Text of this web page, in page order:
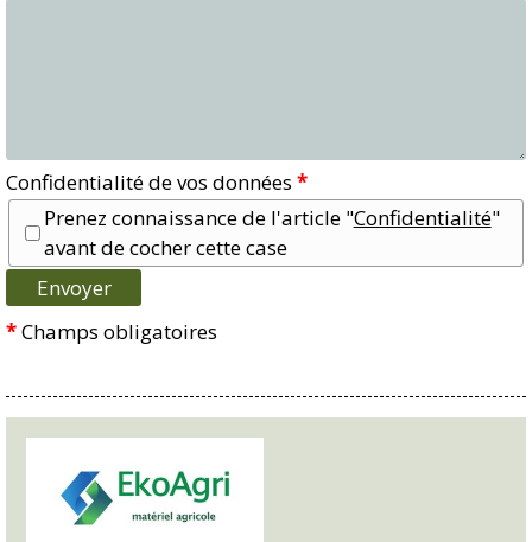
Confidentialité de vos données *
Prenez connaissance de l'article "Confidentialité"
avant de cocher cette case
*Champs obligatoires